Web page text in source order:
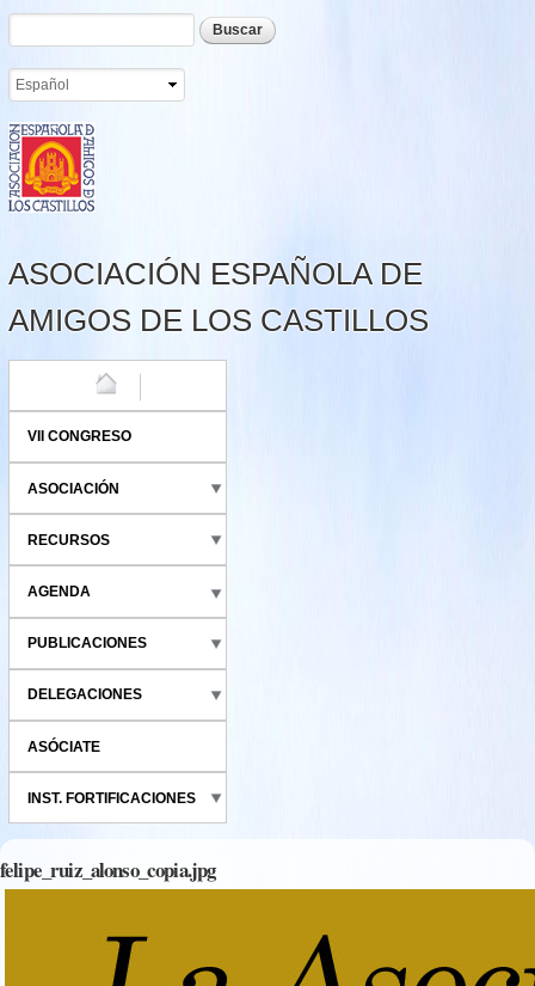
Pasar al
contenido
Formulario de búsqueda
Buscar
ASOCIACIÓN ESPAÑOLA DE
AMIGOS DE LOS CASTILLOS
VII CONGRESO
ASOCIACIÓN
RECURSOS
AGENDA
PUBLICACIONES
DELEGACIONES
ASÓCIATE
INST. FORTIFICACIONES
felipe_ruiz_alonso_copia.jpg